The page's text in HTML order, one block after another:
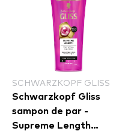
SCHWARZKOPF GLISS
Schwarzkopf Gliss
sampon de par -
Supreme Length